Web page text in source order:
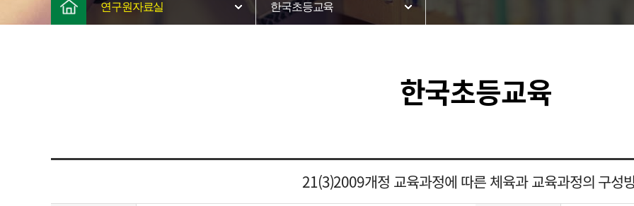
연구원자료실 한국초등교육
한국초등교육
21(3)2009개정 교육과정에 따른 체육과 교육과정의 구성